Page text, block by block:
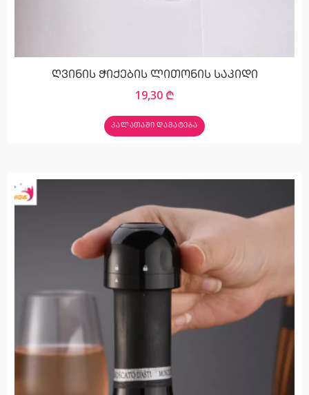
ღვინის ჭიქების ლითონის საკიდი
19,30 ₾
ᲙᲐᲚᲐᲗᲐᲨᲘ ᲓᲐᲛᲐᲢᲔᲑᲐ